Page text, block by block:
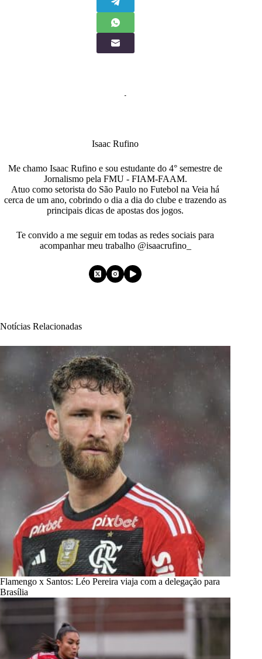
Isaac Rufino
Me chamo Isaac Rufino e sou estudante do 4° semestre de
Jornalismo pela FMU - FIAM-FAAM.
Atuo como setorista do São Paulo no Futebol na Veia há
cerca de um ano, cobrindo o dia a dia do clube e trazendo as
principais dicas de apostas dos jogos.
Te convido a me seguir em todas as redes sociais para
acompanhar meu trabalho @isaacrufino_
Notícias Relacionadas
Flamengo x Santos: Léo Pereira viaja com a delegação para
Brasília